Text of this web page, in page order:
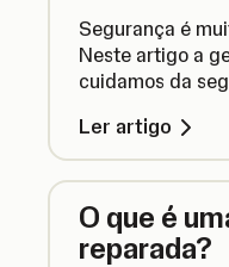
Segurança é
Neste artigo a
cuidamos da
Ler artigo
O que é
reparada?